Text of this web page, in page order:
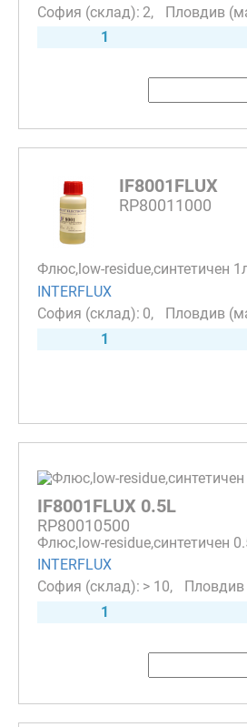
2
1
IF8001FLUX
RP80011000
Флюс,low-residue,синтетичен
INTERFLUX
0
1
IF8001FLUX 0.5L
RP80010500
Флюс,low-residue,синтетичен
INTERFLUX
> 10
1